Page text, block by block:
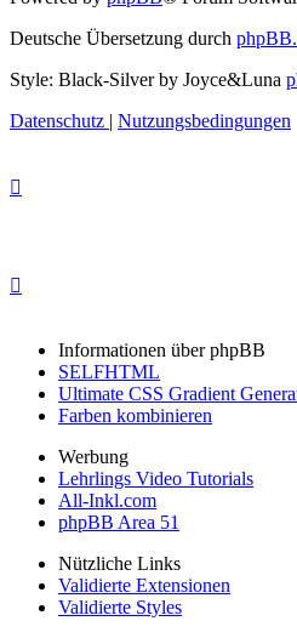
Deutsche Übersetzung durch
Style: Black-Silver by Joyce&Luna
Datenschutz | Nutzungsbedingungen
Informationen über phpBB
SELFHTML
Ultimate CSS Gradient
Farben kombinieren
Werbung
Lehrlings Video Tutorials
All-Inkl.com
phpBB Area 51
Nützliche Links
Validierte Extensionen
Validierte Styles